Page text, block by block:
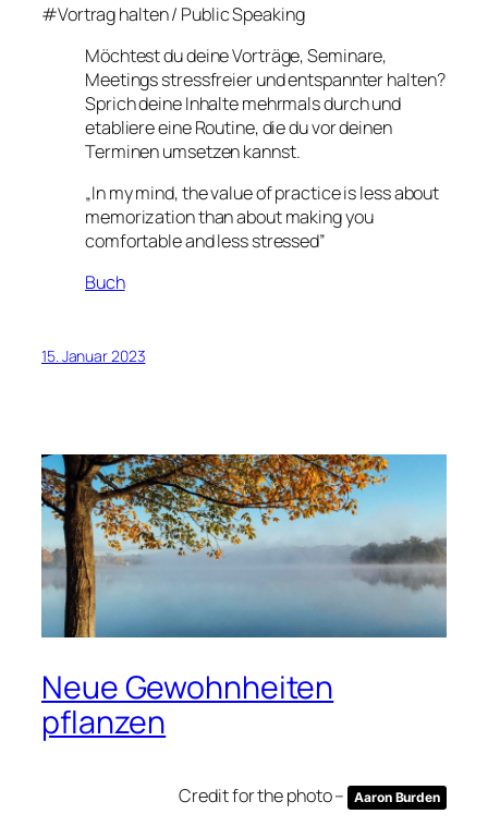
#Vortrag halten / Public Speaking
Möchtest du deine Vorträge, Seminare,
Meetings stressfreier und entspannter halten?
Sprich deine Inhalte mehrmals durch und
etabliere eine Routine, die du vor deinen
Terminen umsetzen kannst.
„In my mind, the value of practice is less about
memorization than about making you
comfortable and less stressed”
Buch
15. Januar 2023
Neue Gewohnheiten
pflanzen
Credit for the photo – Aaron Burden